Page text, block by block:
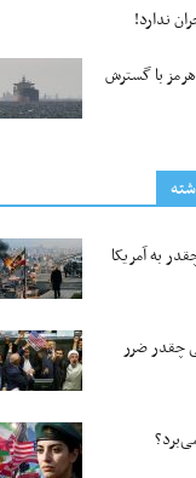
ندارد!
با گسترش
به آمریکا
چقدر ضرر